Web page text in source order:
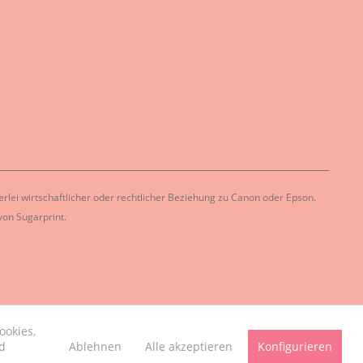
wirtschaftlicher oder rechtlicher Beziehung zu Canon oder Epson.
Sugarprint.
Ablehnen Alle akzeptieren Konfigurieren